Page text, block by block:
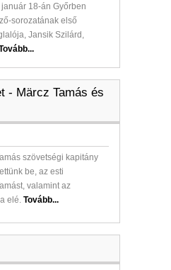
18-án Győrben
sorozatának első
Jansik Szilárd,
- Märcz Tamás és
szövetségi kapitány
be, az esti
valamint az
elé.Tovább...